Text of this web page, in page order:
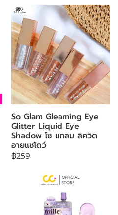
So Glam Gleaming Eye
Glitter Liquid Eye
Shadow โซ แกลม ลิควิด
อายแชโดว์
฿259